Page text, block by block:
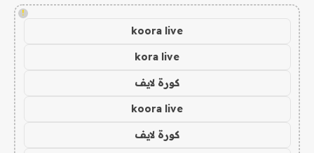
!
koora live
kora live
كورة لايف
koora live
كورة لايف